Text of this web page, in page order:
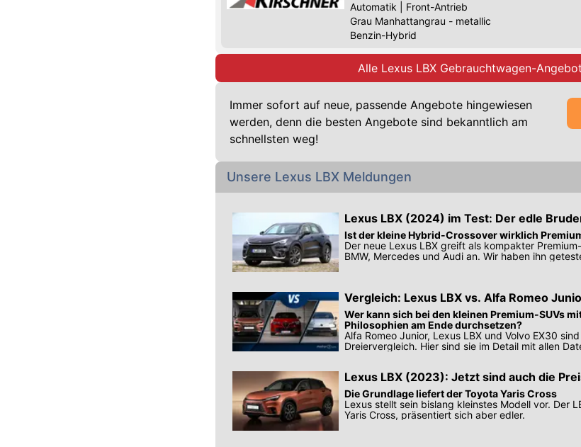
Automatik
Front-Antrieb
Grau Manhattangrau - metallic
Benzin-Hybrid
Alle Lexus LBX Gebrauchtwagen-
Immer sofort auf neue, passende Angebote hingewiesen
werden, denn die besten Angebote sind bekanntlich am
schnellsten weg!
Unsere Lexus LBX Meldungen
Lexus LBX (2024) im Test: Der edle
Ist der kleine Hybrid-Crossover wirklich
Der neue Lexus LBX greift als kompakter
BMW, Mercedes und Audi an. Wir haben ihn
Vergleich: Lexus LBX vs. Alfa Romeo
Wer kann sich bei den kleinen Premium-SUVs
Philosophien am Ende durchsetzen?
Alfa Romeo Junior, Lexus LBX und Volvo EX30
Dreiervergleich. Hier sind sie im Detail mit allen
Lexus LBX (2023): Jetzt sind auch die
Die Grundlage liefert der Toyota Yaris Cross
Lexus stellt sein bislang kleinstes Modell vor. Der
Yaris Cross, präsentiert sich aber edler.